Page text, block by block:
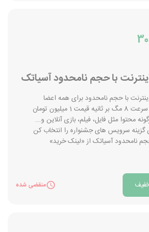
با حجم نامحدود برای همه اعضا
محتوا مثل فایل، فیلم، بازی آنلاین و...
گزینه سرویس های جشنواره را انتخاب کن
نامحدود آسیاتک از «لینک خرید»
منقضی شده